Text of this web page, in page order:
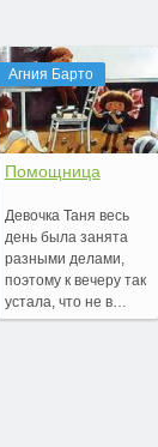
Агния Барто
Помощница
Девочка Таня весь
день была занята
разными делами,
поэтому к вечеру так
устала, что не в…